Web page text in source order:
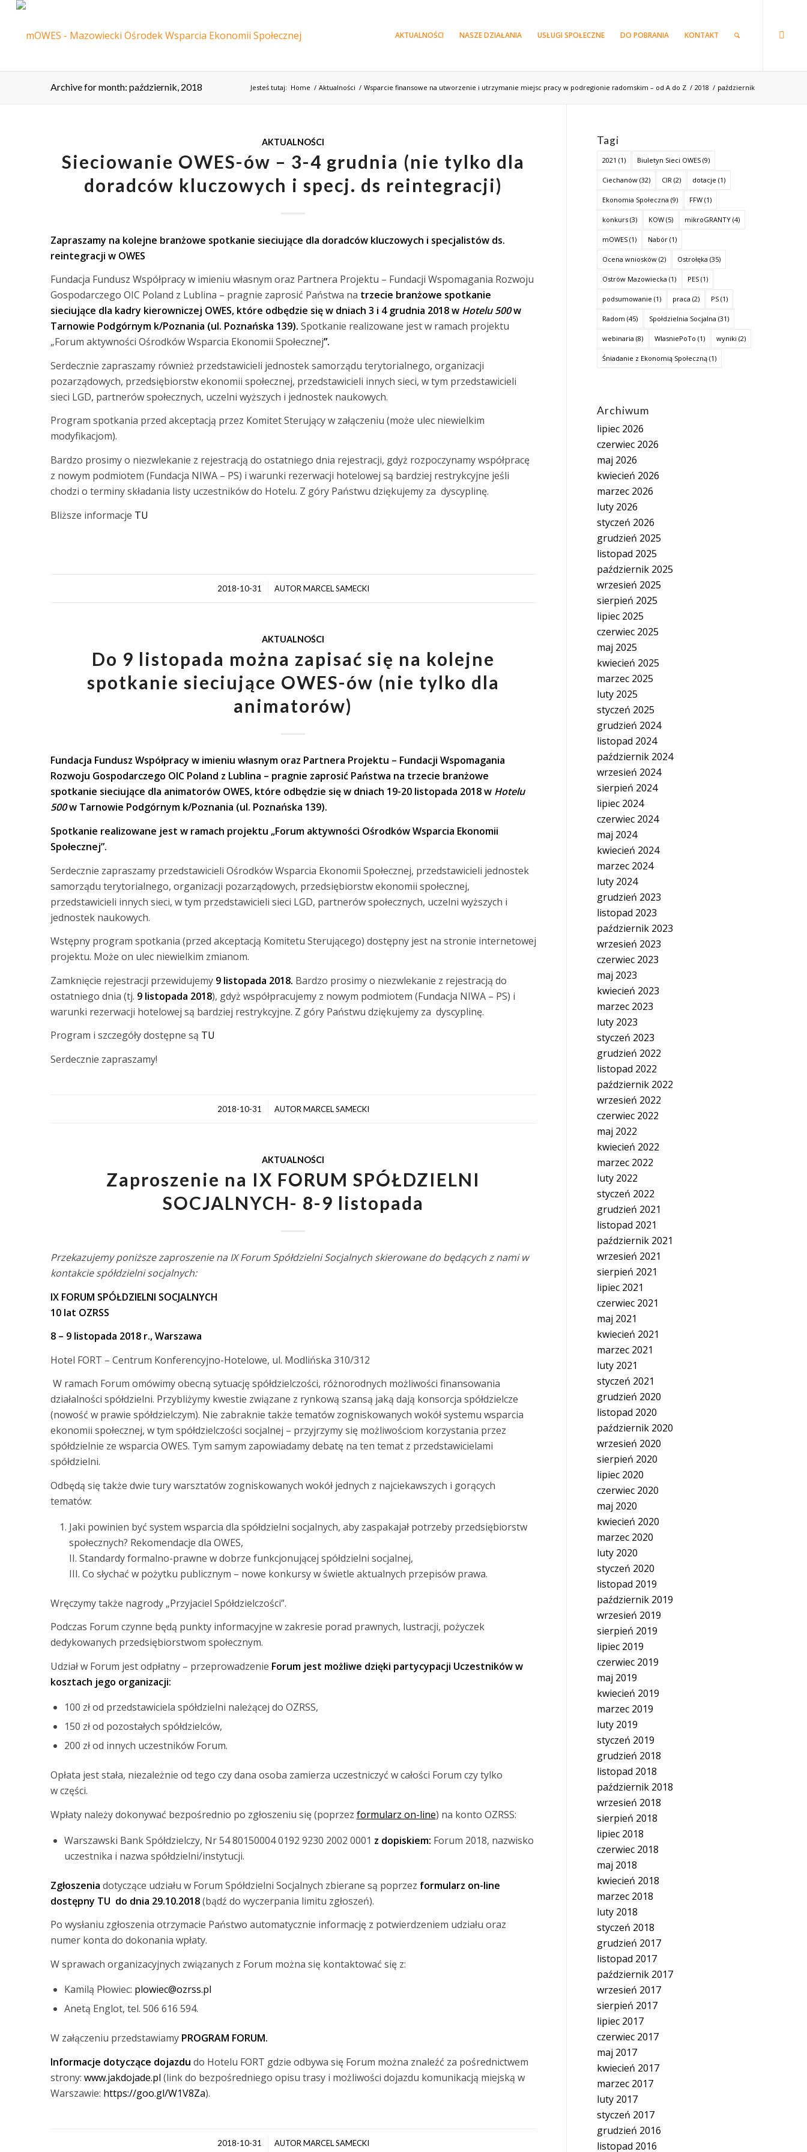
AKTUALNOŚCI NASZE DZIAŁANIA USŁUGI SPOŁECZNE DO POBRANIA KONTAKT
Archive for month: październik, 2018 Jesteś tutaj: Home / Aktualności / Wsparcie finansowe na utworzenie i utrzymanie miejsc pracy w podregionie radomskim – od A do Z / 2018 / październik
AKTUALNOŚCI
Sieciowanie OWES-ów – 3-4 grudnia (nie tylko dla
doradców kluczowych i specj. ds reintegracji)
Zapraszamy na kolejne branżowe spotkanie sieciujące dla doradców kluczowych i specjalistów ds.
reintegracji w OWES
Fundacja Fundusz Współpracy w imieniu własnym oraz Partnera Projektu – Fundacji Wspomagania Rozwoju
Gospodarczego OIC Poland z Lublina – pragnie zaprosić Państwa na trzecie branżowe spotkanie
sieciujące dla kadry kierowniczej OWES, które odbędzie się w dniach 3 i 4 grudnia 2018 w Hotelu 500w
Tarnowie Podgórnym k/Poznania (ul. Poznańska 139). Spotkanie realizowane jest w ramach projektu
„Forum aktywności Ośrodków Wsparcia Ekonomii Społecznej”.
Serdecznie zapraszamy również przedstawicieli jednostek samorządu terytorialnego, organizacji
pozarządowych, przedsiębiorstw ekonomii społecznej, przedstawicieli innych sieci, w tym przedstawicieli
sieci LGD, partnerów społecznych, uczelni wyższych i jednostek naukowych.
Program spotkania przed akceptacją przez Komitet Sterujący w załączeniu (może ulec niewielkim
modyfikacjom).
Bardzo prosimy o niezwlekanie z rejestracją do ostatniego dnia rejestracji, gdyż rozpoczynamy współpracę
z nowym podmiotem (Fundacja NIWA – PS) i warunki rezerwacji hotelowej są bardziej restrykcyjne jeśli
chodzi o terminy składania listy uczestników do Hotelu. Z góry Państwu dziękujemy za dyscyplinę.
Bliższe informacje TU
2018-10-31
/ AUTOR MARCEL SAMECKI
AKTUALNOŚCI
Do 9 listopada można zapisać się na kolejne
spotkanie sieciujące OWES-ów (nie tylko dla
animatorów)
Fundacja Fundusz Współpracy w imieniu własnym oraz Partnera Projektu – Fundacji Wspomagania
Rozwoju Gospodarczego OIC Poland z Lublina – pragnie zaprosić Państwa na trzecie branżowe
spotkanie sieciujące dla animatorówOWES, które odbędzie się w dniach 19-20 listopada 2018 w Hotelu
500w Tarnowie Podgórnym k/Poznania (ul. Poznańska 139).
Spotkanie realizowane jest w ramach projektu „Forum aktywności Ośrodków Wsparcia Ekonomii
Społecznej”.
Serdecznie zapraszamy przedstawicieli Ośrodków Wsparcia Ekonomii Społecznej, przedstawicieli jednostek
samorządu terytorialnego, organizacji pozarządowych, przedsiębiorstw ekonomii społecznej,
przedstawicieli innych sieci, w tym przedstawicieli sieci LGD, partnerów społecznych, uczelni wyższych i
jednostek naukowych.
Wstępny program spotkania (przed akceptacją Komitetu Sterującego) dostępny jest na stronie internetowej
projektu. Może on ulec niewielkim zmianom.
Zamknięcie rejestracji przewidujemy 9 listopada 2018. Bardzo prosimy o niezwlekanie z rejestracją do
ostatniego dnia (tj. 9 listopada 2018), gdyż współpracujemy z nowym podmiotem (Fundacja NIWA – PS) i
warunki rezerwacji hotelowej są bardziej restrykcyjne. Z góry Państwu dziękujemy za dyscyplinę.
Program i szczegóły dostępne są TU
Serdecznie zapraszamy!
2018-10-31
/ AUTOR MARCEL SAMECKI
AKTUALNOŚCI
Zaproszenie na IX FORUM SPÓŁDZIELNI
SOCJALNYCH- 8-9 listopada
Przekazujemy poniższe zaproszenie na IX Forum Spółdzielni Socjalnych skierowane do będących z nami w
kontakcie spółdzielni socjalnych:
IX FORUM SPÓŁDZIELNI SOCJALNYCH
10 lat OZRSS
8 – 9 listopada 2018 r., Warszawa
Hotel FORT – Centrum Konferencyjno-Hotelowe, ul. Modlińska 310/312
W ramach Forum omówimy obecną sytuację spółdzielczości, różnorodnych możliwości finansowania
działalności spółdzielni. Przybliżymy kwestie związane z rynkową szansą jaką dają konsorcja spółdzielcze
(nowość w prawie spółdzielczym). Nie zabraknie także tematów zogniskowanych wokół systemu wsparcia
ekonomii społecznej, w tym spółdzielczości socjalnej – przyjrzymy się możliwościom korzystania przez
spółdzielnie ze wsparcia OWES. Tym samym zapowiadamy debatę na ten temat z przedstawicielami
spółdzielni.
Odbędą się także dwie tury warsztatów zogniskowanych wokół jednych z najciekawszych i gorących
tematów:
Jaki powinien być system wsparcia dla spółdzielni socjalnych, aby zaspakajał potrzeby przedsiębiorstw
społecznych? Rekomendacje dla OWES,
II. Standardy formalno-prawne w dobrze funkcjonującej spółdzielni socjalnej,
III. Co słychać w pożytku publicznym – nowe konkursy w świetle aktualnych przepisów prawa.
Wręczymy także nagrody „Przyjaciel Spółdzielczości”.
Podczas Forum czynne będą punkty informacyjne w zakresie porad prawnych, lustracji, pożyczek
dedykowanych przedsiębiorstwom społecznym.
Udział w Forum jest odpłatny – przeprowadzenie Forum jest możliwe dzięki partycypacji Uczestników w
kosztach jego organizacji:
100 zł od przedstawiciela spółdzielni należącej do OZRSS,
150 zł od pozostałych spółdzielców,
200 zł od innych uczestników Forum.
Opłata jest stała, niezależnie od tego czy dana osoba zamierza uczestniczyć w całości Forum czy tylko
w części.
Wpłaty należy dokonywać bezpośrednio po zgłoszeniu się (poprzez formularz on-line) na konto OZRSS:
Warszawski Bank Spółdzielczy, Nr 54 80150004 0192 9230 2002 0001 z dopiskiem: Forum 2018, nazwisko
uczestnika i nazwa spółdzielni/instytucji.
Zgłoszenia dotyczące udziału w Forum Spółdzielni Socjalnych zbierane są poprzez formularz on-line
dostępny TU do dnia 29.10.2018(bądź do wyczerpania limitu zgłoszeń).
Po wysłaniu zgłoszenia otrzymacie Państwo automatycznie informację z potwierdzeniem udziału oraz
numer konta do dokonania wpłaty.
W sprawach organizacyjnych związanych z Forum można się kontaktować się z:
Kamilą Płowiec: plowiec@ozrss.pl
Anetą Englot, tel. 506 616 594.
W załączeniu przedstawiamy PROGRAM FORUM.
Informacje dotyczące dojazdu do Hotelu FORT gdzie odbywa się Forum można znaleźć za pośrednictwem
strony: www.jakdojade.pl (link do bezpośredniego opisu trasy i możliwości dojazdu komunikacją miejską w
Warszawie: https://goo.gl/W1V8Za).
2018-10-31
/ AUTOR MARCEL SAMECKI
Tagi
2021 (1) Biuletyn Sieci OWES(9)
Ciechanów(32) CIR(2) dotacje (1)
Ekonomia Społeczna (9) FFW(1)
konkurs(3) KOW(5) mikroGRANTY(4)
mOWES(1) Nabór(1)
Ocena wniosków(2) Ostrołęka (35)
Ostrów Mazowiecka (1) PES(1)
podsumowanie (1) praca (2) PS(1)
Radom (45) Społdzielnia Socjalna (31)
webinaria (8) WlasniePoTo (1) wyniki (2)
Śniadanie z Ekonomią Społeczną(1)
Archiwum
lipiec 2026
czerwiec 2026
maj 2026
kwiecień 2026
marzec 2026
luty 2026
styczeń 2026
grudzień 2025
listopad 2025
październik 2025
wrzesień 2025
sierpień 2025
lipiec 2025
czerwiec 2025
maj 2025
kwiecień 2025
marzec 2025
luty 2025
styczeń 2025
grudzień 2024
listopad 2024
październik 2024
wrzesień 2024
sierpień 2024
lipiec 2024
czerwiec 2024
maj 2024
kwiecień 2024
marzec 2024
luty 2024
grudzień 2023
listopad 2023
październik 2023
wrzesień 2023
czerwiec 2023
maj 2023
kwiecień 2023
marzec 2023
luty 2023
styczeń 2023
grudzień 2022
listopad 2022
październik 2022
wrzesień 2022
czerwiec 2022
maj 2022
kwiecień 2022
marzec 2022
luty 2022
styczeń 2022
grudzień 2021
listopad 2021
październik 2021
wrzesień 2021
sierpień 2021
lipiec 2021
czerwiec 2021
maj 2021
kwiecień 2021
marzec 2021
luty 2021
styczeń 2021
grudzień 2020
listopad 2020
październik 2020
wrzesień 2020
sierpień 2020
lipiec 2020
czerwiec 2020
maj 2020
kwiecień 2020
marzec 2020
luty 2020
styczeń 2020
listopad 2019
październik 2019
wrzesień 2019
sierpień 2019
lipiec 2019
czerwiec 2019
maj 2019
kwiecień 2019
marzec 2019
luty 2019
styczeń 2019
grudzień 2018
listopad 2018
październik 2018
wrzesień 2018
sierpień 2018
lipiec 2018
czerwiec 2018
maj 2018
kwiecień 2018
marzec 2018
luty 2018
styczeń 2018
grudzień 2017
listopad 2017
październik 2017
wrzesień 2017
sierpień 2017
lipiec 2017
czerwiec 2017
maj 2017
kwiecień 2017
marzec 2017
luty 2017
styczeń 2017
grudzień 2016
listopad 2016